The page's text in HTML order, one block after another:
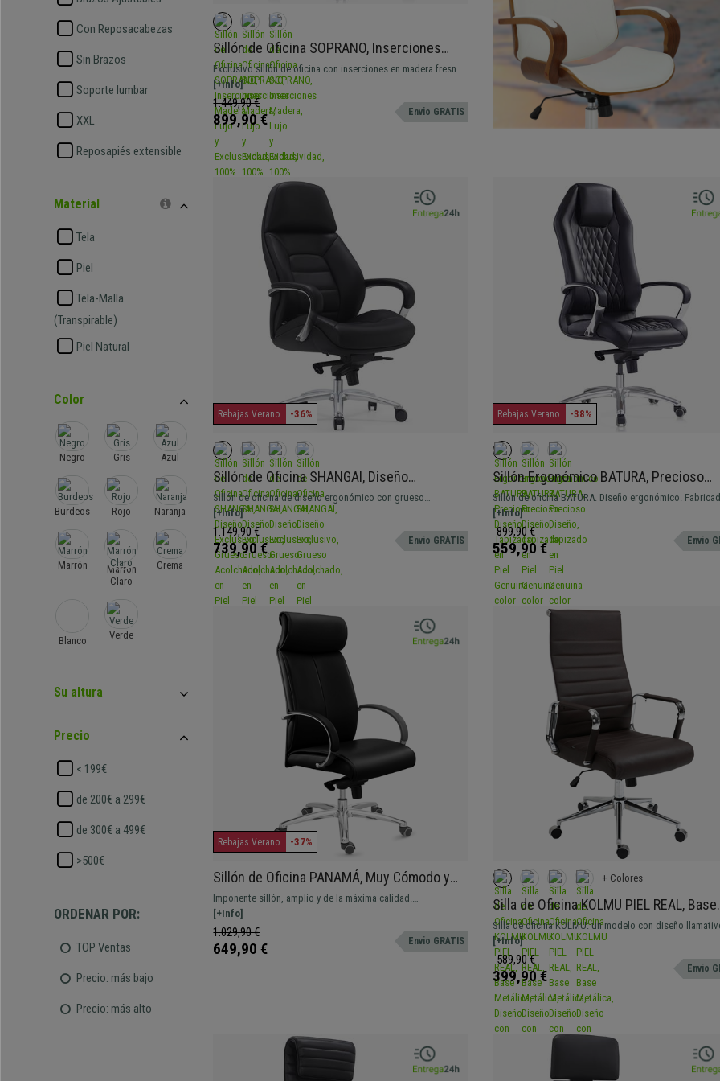
Con Reposacabezas
Sin Brazos
Soporte lumbar
XXL
Reposapiés extensible
Material
Tela
Piel
Tela-Malla
(Transpirable)
Piel Natural
Color
Negro Gris Azul
Burdeos Rojo Naranja
Marrón
Marrón
Claro
Crema
Blanco Verde
Su altura
Precio
< 199€
de 200€ a 299€
de 300€ a 499€
>500€
ORDENAR POR:
TOP Ventas
Precio: más bajo
Precio: más alto
Sillón de Oficina SOPRANO, Inserciones
Madera, Lujo y Exclusividad, 100% Cuero
Auténtico, Negro
Exclusivo sillón de oficina con inserciones en madera fresno
y tapizado 100% en piel natural. Sobresaliente comodidad y
exclusividad ¡Único en ofisillas.es!
[+Info]
1.449,90 €
899,90 € Envio GRATIS
Rebajas Verano -36%
Sillón de Oficina SHANGAI, Diseño
Exclusivo, Grueso Acolchado, en Piel
Natural color Negro
Sillón de oficina de diseño ergonómico con grueso
acolchado. Muy elegante, con costuras vistas. Fabricada con
materiales de gran calidad y tapizada en piel real.
[+Info]
1.149,90 €
739,90 € Envio GRATIS
Rebajas Verano -38%
Sillón Ergonómico BATURA, Precioso
Diseño, Tapizado en Piel Genuina color
Negro
Sillón de oficina BATURA. Diseño ergonómico.
materiales de primera calidad y tapizada en piel real.
[+Info]
899,90 €
559,90 € Envio
Rebajas Verano -37%
Sillón de Oficina PANAMÁ, Muy Cómodo y
Elegante, Robusto y de Calidad, Cuero
Negro
Imponente sillón, amplio y de la máxima calidad.
Especialmente cómodo y de dalicad, en cuero y base de
aluminio
[+Info]
1.029,90 €
649,90 € Envio GRATIS
+ Colores
Silla de Oficina KOLMU PIEL REAL, Base
Metálica, Diseño con Elegantes
En Marrón
Silla de oficina KOLMU: un modelo con diseño
une confort y materiales de alta calidad.
[+Info]
589,90 €
399,90 € Envio